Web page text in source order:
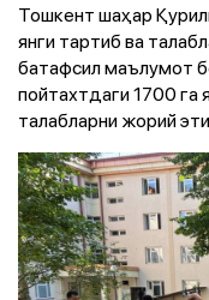
Тошкент шаҳар
янги тартиб ва
батафсил маълумот
пойтахтдаги 1700 га
талабларни жорий